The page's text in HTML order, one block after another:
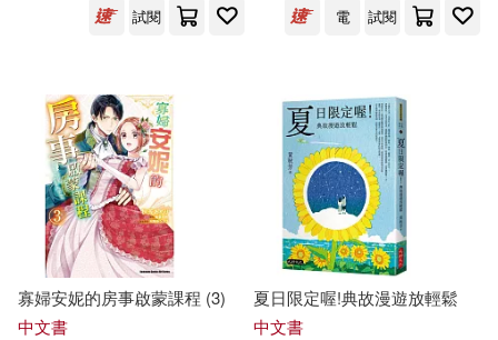
高陽(8) 黃秋蓉(8)
三秋 縋(7) 三采文化(7)
任訪秋(7)
写メっ娘！コスっ娘！編集部(7)
鳳凰出版社(26)
上海三聯書店(25)
北方婦女兒童出版社(25)
希代(25) 普天出版社(25)
試閱
電
試閱
寡婦安妮的房事啟蒙課程 (3)
中文書
夏日限定喔!典故漫遊放輕鬆
中文書